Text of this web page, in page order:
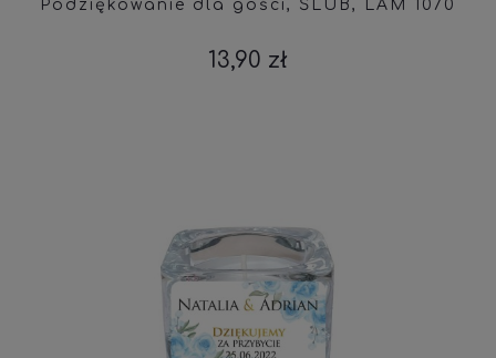
Podziękowanie dla gości, ŚLUB, LAM 1070
13,90 zł